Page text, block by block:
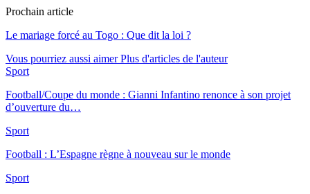
Prochain article
Le mariage forcé au Togo : Que dit la loi ?
Vous pourriez aussi aimer Plus d'articles de l'auteur
Sport
Football/Coupe du monde : Gianni Infantino renonce à son projet
d’ouverture du…
Sport
Football : L’Espagne règne à nouveau sur le monde
Sport